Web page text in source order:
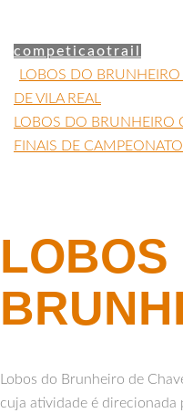
competicaotrail
LOBOS DO
DE VILA REAL
LOBOS DO BRUNHEIRO
FINAIS DE
LOBOS
Lobos do Brunheiro de
cuja atividade é direcionada